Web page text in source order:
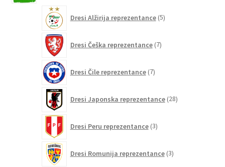
Dresi Alžirija reprezentance 5izdelkov
Dresi Češka reprezentance 7izdelkov
Dresi Čile reprezentance 7izdelkov
Dresi Japonska reprezentance 28izdelkov
Dresi Peru reprezentance 3izdelki
Dresi Romunija reprezentance 3izdelki